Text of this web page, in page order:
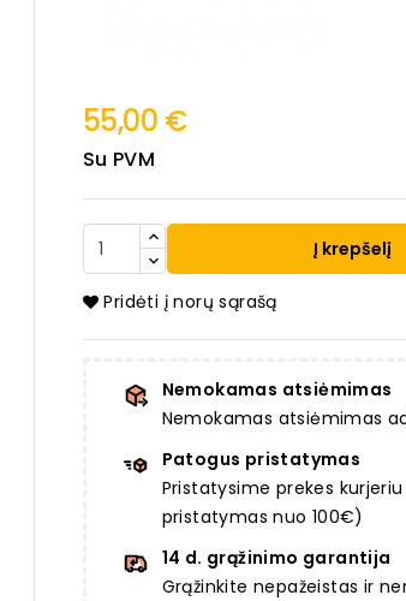
55,00 €
Su PVM
Į krepšelį
Pridėti į norų sąrašą
Nemokamas atsiėmimas
Nemokamas atsiėmimas
Patogus pristatymas
Pristatysime prekes
pristatymas nuo 100€)
14 d. grąžinimo garantija
Grąžinkite nepažeistas ir